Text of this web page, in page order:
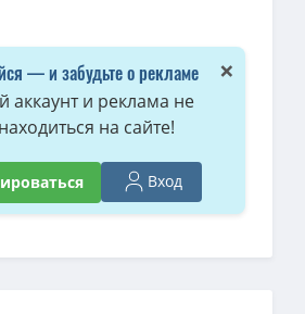
×
— и забудьте о рекламе
аккаунт и реклама не
на сайте!
Вход